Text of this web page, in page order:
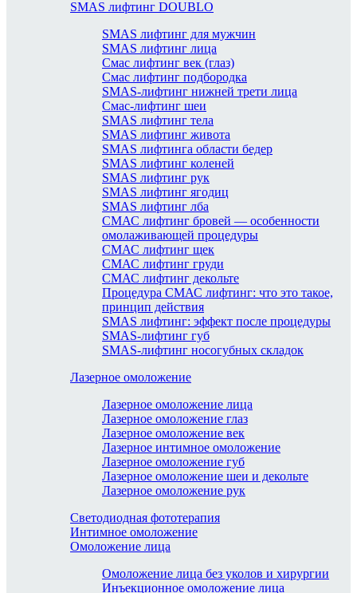
SMAS лифтинг DOUBLO
SMAS лифтинг для мужчин
SMAS лифтинг лица
Смас лифтинг век (глаз)
Смас лифтинг подбородка
SMAS-лифтинг нижней трети лица
Смас-лифтинг шеи
SMAS лифтинг тела
SMAS лифтинг живота
SMAS лифтинга области бедер
SMAS лифтинг коленей
SMAS лифтинг рук
SMAS лифтинг ягодиц
SMAS лифтинг лба
СМАС лифтинг бровей — особенности
омолаживающей процедуры
СМАС лифтинг щек
СМАС лифтинг груди
СМАС лифтинг декольте
Процедура СМАС лифтинг: что это такое,
принцип действия
SMAS лифтинг: эффект после процедуры
SMAS-лифтинг губ
SMAS-лифтинг носогубных складок
Лазерное омоложение
Лазерное омоложение лица
Лазерное омоложение глаз
Лазерное омоложение век
Лазерное интимное омоложение
Лазерное омоложение губ
Лазерное омоложение шеи и декольте
Лазерное омоложение рук
Светодиодная фототерапия
Интимное омоложение
Омоложение лица
Омоложение лица без уколов и хирургии
Инъекционное омоложение лица